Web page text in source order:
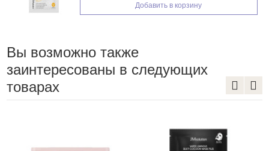
Добавить в корзину
Вы возможно также
заинтересованы в следующих
товарах